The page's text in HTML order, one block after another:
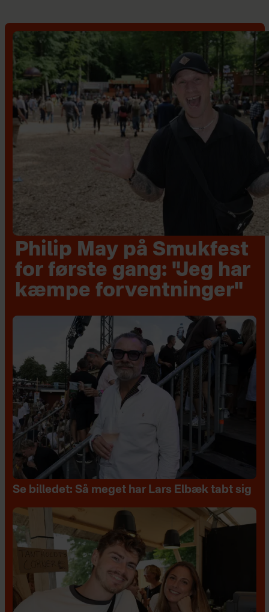
Philip May på Smukfest
for første gang: "Jeg har
kæmpe forventninger"
Se billedet: Så meget har Lars Elbæk tabt sig